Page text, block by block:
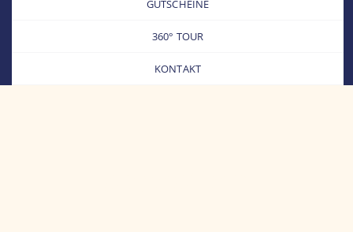
GUTSCHEINE
360° TOUR
KONTAKT